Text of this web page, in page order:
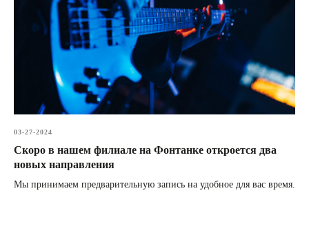
03-27-2024
Скоро в нашем филиале на Фонтанке откроется два
новых направления
Мы принимаем предварительную запись на удобное для вас время.